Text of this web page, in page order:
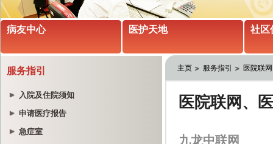
病友中心 医护天地 社区
服务指引
入院及住院须知
申请医疗报告
急症室
主页 服务指引 医院联